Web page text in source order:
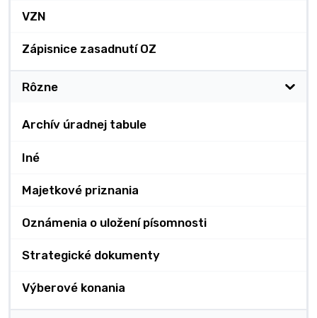
VZN
Zápisnice zasadnutí OZ
Rôzne
Archív úradnej tabule
Iné
Majetkové priznania
Oznámenia o uložení písomnosti
Strategické dokumenty
Výberové konania